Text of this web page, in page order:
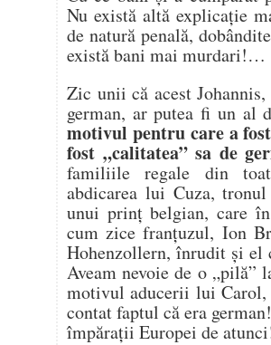
Nu există altă explicație
de natură penală,
există bani mai murdari!…
Zic unii că acest
german, ar putea fi un
motivul pentru care a
fost „calitatea” sa de
familiile regale din
abdicarea lui Cuza,
unui prinț belgian, care
cum zice franțuzul, Ion
Hohenzollern, înrudit și el
Aveam nevoie de o „pilă”
motivul aducerii lui
contat faptul că era
împărații Europei de